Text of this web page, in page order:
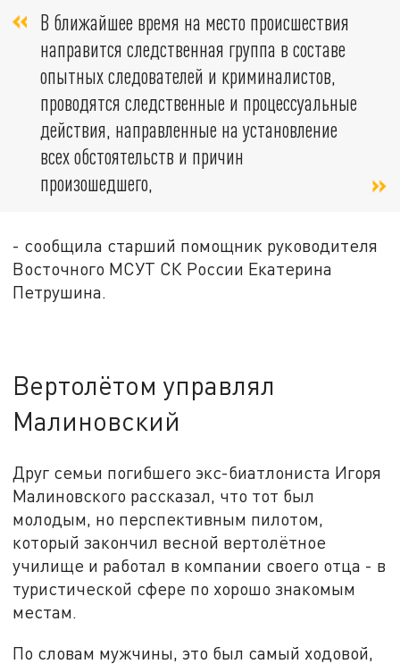
В ближайшее время на место происшествия
направится следственная группа в составе
опытных следователей и криминалистов,
проводятся следственные и процессуальные
действия, направленные на установление
всех обстоятельств и причин
произошедшего,
- сообщила старший помощник руководителя
Восточного МСУТ СК России Екатерина
Петрушина.
Вертолётом управлял
Малиновский
Друг семьи погибшего экс-биатлониста Игоря
Малиновского рассказал, что тот был
молодым, но перспективным пилотом,
который закончил весной вертолётное
училище и работал в компании своего отца - в
туристической сфере по хорошо знакомым
местам.
По словам мужчины, это был самый ходовой,